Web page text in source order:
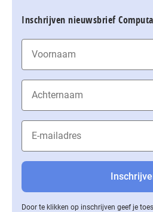
Inschrijven nieuwsbrief
Door te klikken op inschrijven geef je